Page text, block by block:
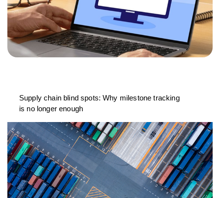
Supply chain blind spots: Why milestone tracking
is no longer enough